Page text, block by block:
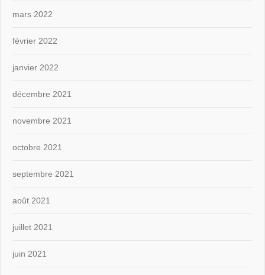
mars 2022
février 2022
janvier 2022
décembre 2021
novembre 2021
octobre 2021
septembre 2021
août 2021
juillet 2021
juin 2021